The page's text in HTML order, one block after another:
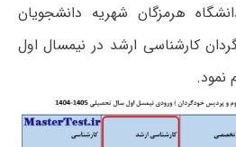
هرمزگان شهریه دانشجویان
کارشناسی ارشد در نیمسال اول